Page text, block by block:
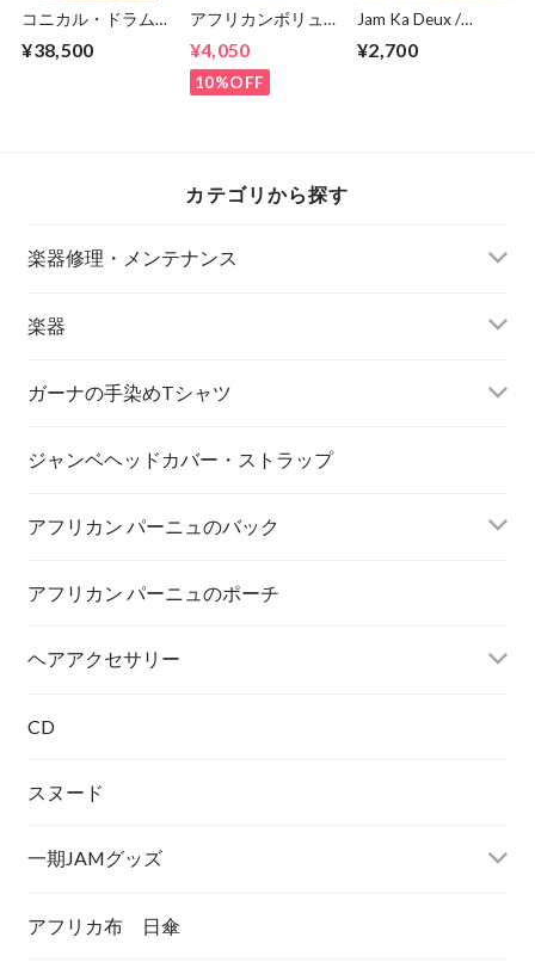
コニカル・ドラム
リカ ザンビア共和
¥38,500
アフリカンボリュー
¥4,050
10%OFF
Jam Ka Deux /
¥2,700
カテゴリから探す
楽器修理・メンテナンス
楽器
アサラト
打楽器
ガーナの手染めTシャツ
MAMA AFRICA
AFRICA UNITE
ジャンベヘッドカバー・ストラップ
アフリカン パーニュのバック
トートバック
アフリカン パーニュのポーチ
ヘアアクセサリー
シュシュ
CD
スヌード
一期JAMグッズ
アフリカ布 日傘